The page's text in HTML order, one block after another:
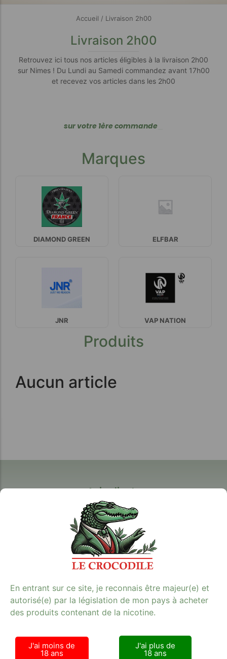
Accueil / Livraison 2h00
Livraison 2h00
Retrouvez ici tous nos articles éligibles à la livraison 2h00
sur Nimes ! Du Lundi au Samedi commandez avant 17h00
et recevez vos articles dans les 2h00
sur votre 1ère commande
Marques
DIAMOND GREEN ELFBAR
JNR VAP NATION
Produits
Aucun article
Avis clients
Tabac Presse - Le crocodile
42 RUE DE LA RANQUETTE 30900 NIMES
Lundi - Samedi : 9h00 - 21h00
SIRET 524 022 563 R.C.S. Nimes
En entrant sur ce site, je reconnais être majeur(e) et
autorisé(e) par la législation de mon pays à acheter
des produits contenant de la nicotine.
J'ai moins de
18 ans
J'ai plus de
18 ans